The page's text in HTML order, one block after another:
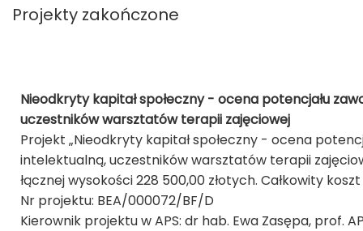
Projekty zakończone
Nieodkryty kapitał społeczny - ocena potencjału
uczestników warsztatów terapii zajęciowej
Projekt „Nieodkryty kapitał społeczny - ocena
intelektualną, uczestników warsztatów terapii
łącznej wysokości 228 500,00 złotych. Całkowity
Nr projektu: BEA/000072/BF/D
Kierownik projektu w APS: dr hab. Ewa Zasępa, prof.